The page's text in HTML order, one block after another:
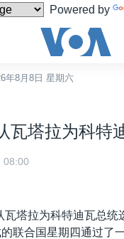
Powered by
年8月8日 星期六
瓦塔拉为科特
08:00
瓦塔拉为科特迪瓦总统
联合国星期四通过了